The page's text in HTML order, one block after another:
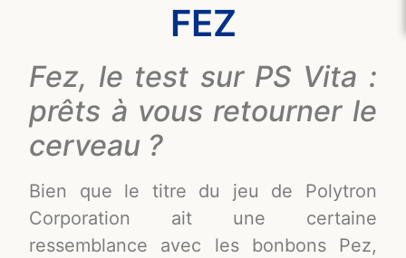
FEZ
Fez, le test sur PS Vita :
prêts à vous retourner le
cerveau ?
Bien que le titre du jeu de Polytron
Corporation ait une certaine
ressemblance avec les bonbons Pez,